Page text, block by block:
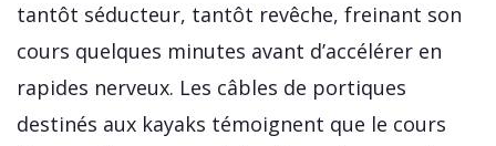
tantôt séducteur, tantôt revêche, freinant son
cours quelques minutes avant d’accélérer en
rapides nerveux. Les câbles de portiques
destinés aux kayaks témoignent que le cours